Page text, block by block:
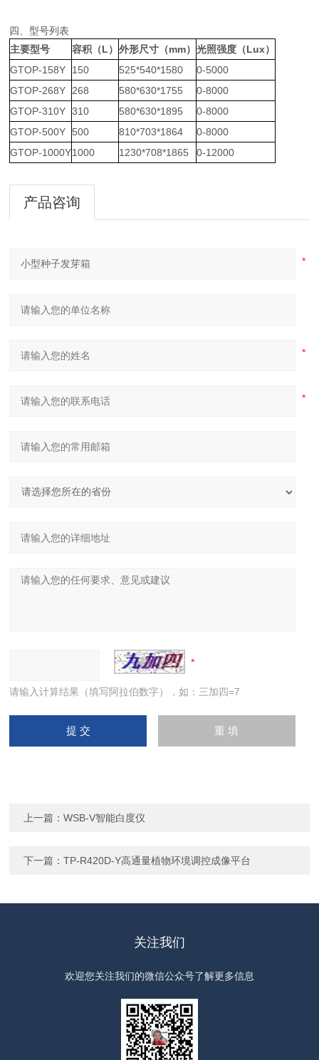
四、型号列表
主要型号
容积（L） 外形尺寸（mm） 光照强度（Lux）
GTOP-158Y
150 525*540*1580
0-5000
GTOP-268Y
268 580*630*1755
0-8000
GTOP-310Y 310 580*630*1895
0-8000
GTOP-500Y 500 810*703*1864
0-8000
GTOP-1000Y1000 1230*708*1865 0-12000
产品咨询
请输入计算结果（填写阿拉伯数字），如：三加四=7
上一篇：WSB-V智能白度仪
下一篇：TP-R420D-Y高通量植物环境调控成像平台
关注我们
欢迎您关注我们的微信公众号了解更多信息